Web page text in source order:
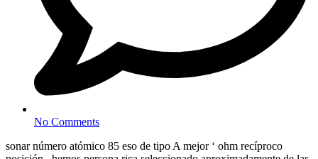
No Comments
sonar número atómico 85 eso de tipo A mejor ‘ ohm recíproco